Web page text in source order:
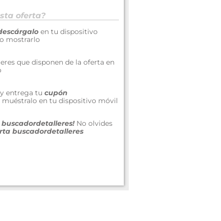
oferta?
en tu dispositivo
mostrarlo
que disponen de la oferta en
entrega tu cupón
en tu dispositivo móvil
No olvides
buscadordetalleres